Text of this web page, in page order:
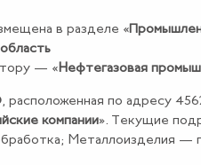
в разделе «
— « Нефтегазовая
, расположенная по адресу
компании». Текущие
Металлоизделия —